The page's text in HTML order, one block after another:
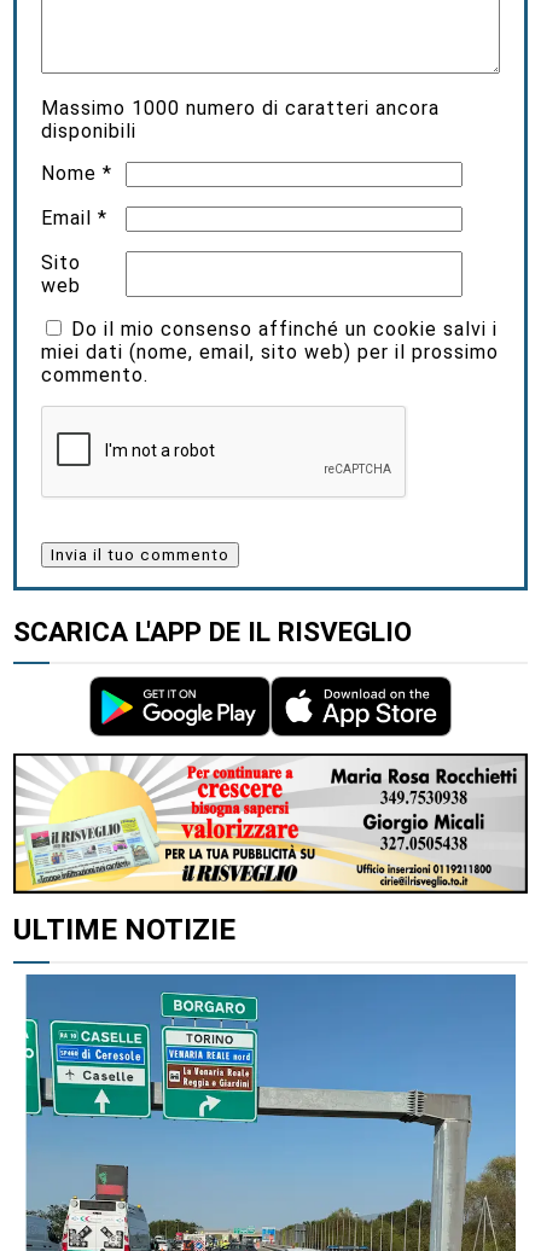
Massimo 1000 numero di caratteri ancora
disponibili
Nome*
Email*
Sito
web
Do il mio consenso affinché un cookie salvi i
miei dati (nome, email, sito web) per il prossimo
commento.
SCARICA L'APP DE IL RISVEGLIO
ULTIME NOTIZIE